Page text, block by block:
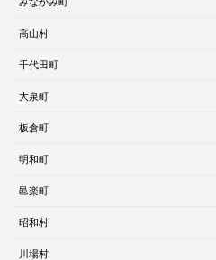
高山村
千代田町
大泉町
板倉町
明和町
邑楽町
昭和村
川場村